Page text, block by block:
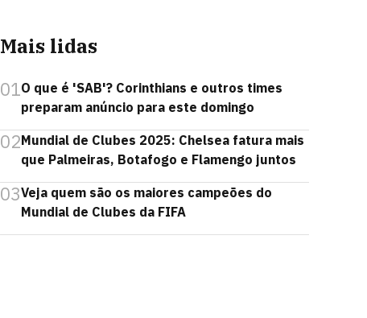
Mais lidas
01O que é 'SAB'? Corinthians e outros times
preparam anúncio para este domingo
02Mundial de Clubes 2025: Chelsea fatura mais
que Palmeiras, Botafogo e Flamengo juntos
03Veja quem são os maiores campeões do
Mundial de Clubes da FIFA